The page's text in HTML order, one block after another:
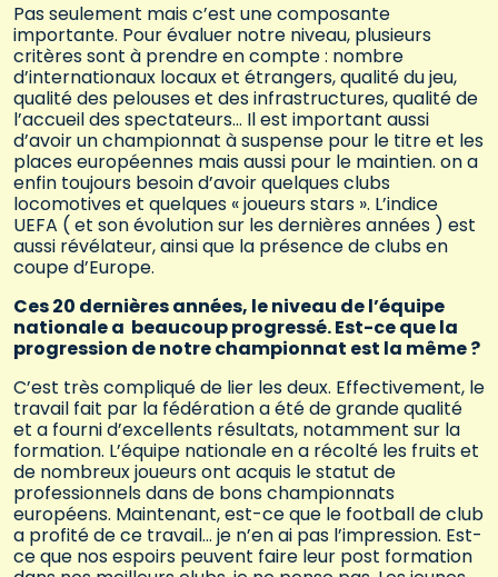
Pas seulement mais c’est une composante
importante. Pour évaluer notre niveau, plusieurs
critères sont à prendre en compte : nombre
d’internationaux locaux et étrangers, qualité du jeu,
qualité des pelouses et des infrastructures, qualité de
l’accueil des spectateurs… Il est important aussi
d’avoir un championnat à suspense pour le titre et les
places européennes mais aussi pour le maintien. on a
enfin toujours besoin d’avoir quelques clubs
locomotives et quelques « joueurs stars ». L’indice
UEFA ( et son évolution sur les dernières années ) est
aussi révélateur, ainsi que la présence de clubs en
coupe d’Europe.
Ces 20 dernières années, le niveau de l’équipe
nationale a beaucoup progressé. Est-ce que la
progression de notre championnat est la même ?
C’est très compliqué de lier les deux. Effectivement, le
travail fait par la fédération a été de grande qualité
et a fourni d’excellents résultats, notamment sur la
formation. L’équipe nationale en a récolté les fruits et
de nombreux joueurs ont acquis le statut de
professionnels dans de bons championnats
européens. Maintenant, est-ce que le football de club
a profité de ce travail… je n’en ai pas l’impression. Est-
ce que nos espoirs peuvent faire leur post formation